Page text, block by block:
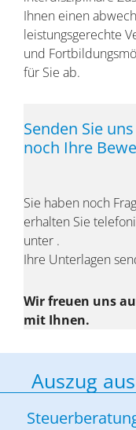
Ihnen einen
leistungsgerechte
und
für Sie ab.
Senden Sie
noch Ihre
Sie haben noch
erhalten Sie
unter .
Ihre Unterlagen
Wir freuen uns
mit Ihnen.
Auszug